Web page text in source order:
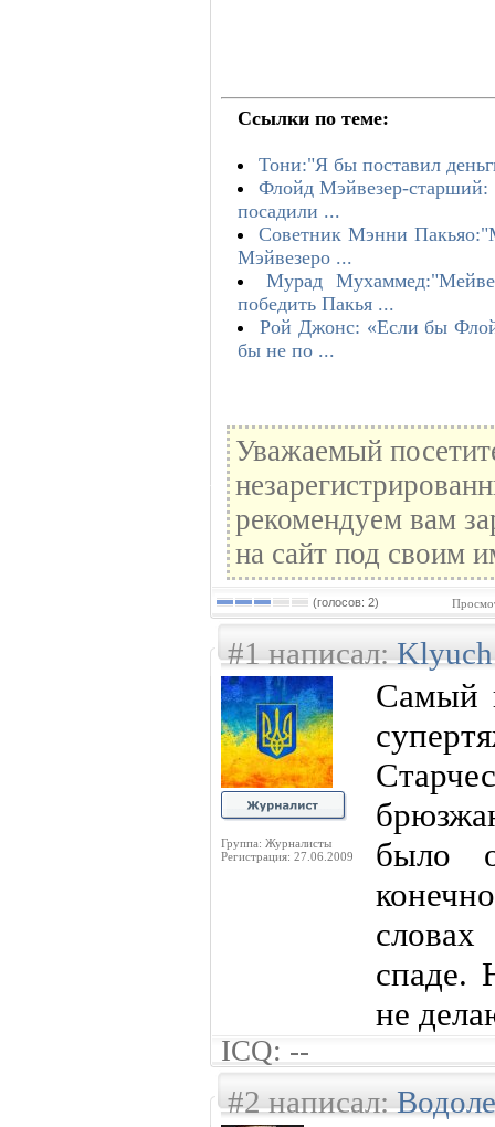
Ссылки по теме:
Тони:"Я бы поставил
Флойд Мэйвезер-
посадили ...
Советник Мэнни
Мэйвезеро ...
Мурад
победить Пакья ...
Рой Джонс: «Если бы
бы не по ...
Уважаемый
рекомендуем вам
на сайт под своим
(голосов: 2)
#1 написал:Klyuch
Группа: Журналисты
Регистрация: 27.06.2009
Самый
было
спаде.
не
ICQ: --
#2 написал: